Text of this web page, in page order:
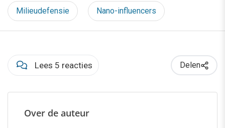
Milieudefensie Nano-influencers
Lees 5 reacties Delen
Over de auteur